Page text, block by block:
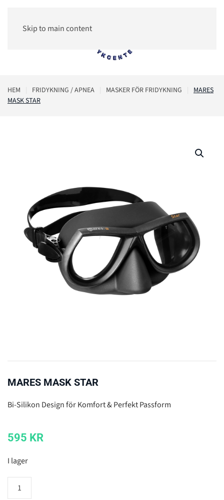
Skip to main content
HEM FRIDYKNING / APNEA MASKER FÖR FRIDYKNING
MARES
MASK STAR
MARES MASK STAR
Bi-Silikon Design för Komfort & Perfekt Passform
595 KR
I lager
Mares